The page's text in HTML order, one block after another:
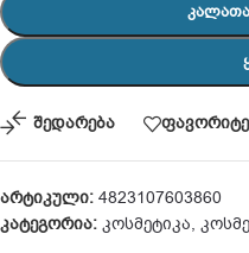
შედარება
არტიკული: 4823107603860
კატეგორია: კოსმეტიკა,